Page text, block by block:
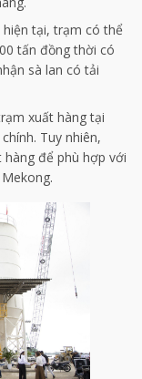
hiện tại, trạm có thể
tấn đồng thời có
sà lan có tải
xuất hàng tại
Tuy nhiên,
để phù hợp với